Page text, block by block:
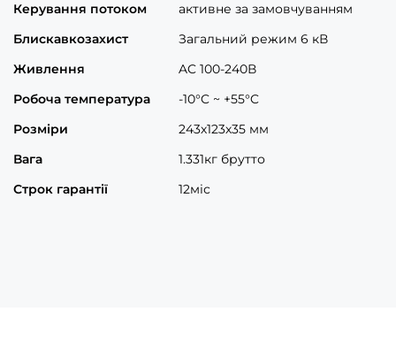
Керування потоком
активне за замовчуванням
Блискавкозахист
Загальний режим 6 кВ
Живлення
AC 100-240В
Робоча температура
-10°C ~ +55°C
Розміри
243х123х35 мм
Вага
1.331кг брутто
Строк гарантії
12міс